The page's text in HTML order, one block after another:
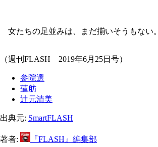
女たちの足並みは、まだ揃いそうもない。
（週刊FLASH 2019年6月25日号）
参院選
蓮舫
辻元清美
出典元: SmartFLASH
著者: 『FLASH』編集部